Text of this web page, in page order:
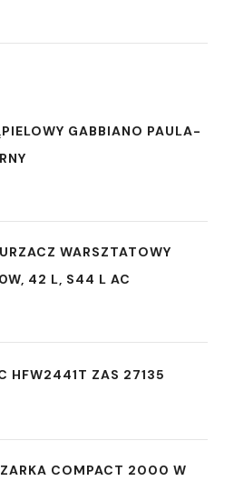
GABBIANO PAULA-
WARSZTATOWY
42 L, S44 L AC
HFW2441T ZAS 27135
COMPACT 2000 W